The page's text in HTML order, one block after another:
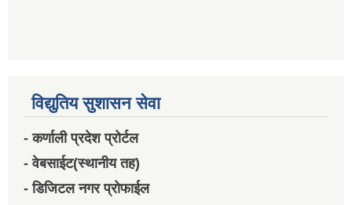
विद्युतिय सुशासन सेवा
- कर्णाली प्रदेश प्रोर्टल
- वेबसाईट(स्थानीय तह)
- डिजिटल नगर प्रोफाईल